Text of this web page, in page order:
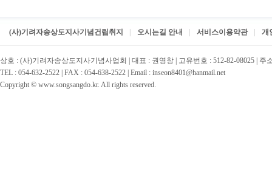
(사)기려자송상도지사기념건립취지 오시는길 안내 서비스이용약관 개
상호 : (사)기려자송상도지사기념사업회 | 대표 : 권영창 | 고유번호 : 512-82-08025 |
TEL : 054-632-2522 | FAX : 054-638-2522 | Email : inseon8401@hanmail.net
Copyright © www.songsangdo.kr. All rights reserved.